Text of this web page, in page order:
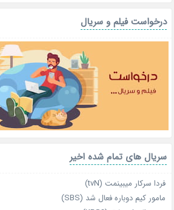
درخواست فیلم و سریال
سریال های تمام شده اخیر
فردا سرکار میبینمت (tvN)
مامور کیم دوباره فعال شد (SBS)